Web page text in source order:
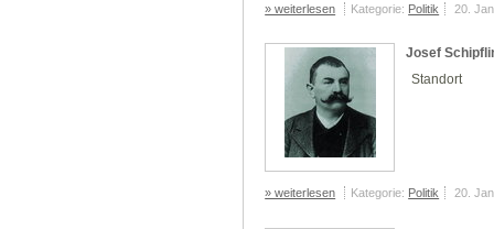
» weiterlesen Kategorie: Politik 20.
Josef
Standort
» weiterlesen Kategorie: Politik 20.